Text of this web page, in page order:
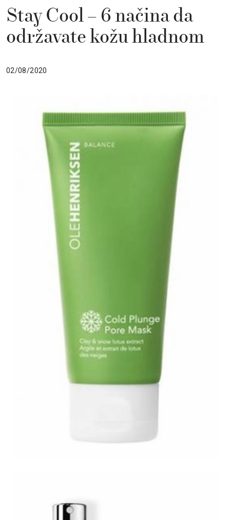
Stay Cool – 6 načina da
održavate kožu hladnom
02/08/2020